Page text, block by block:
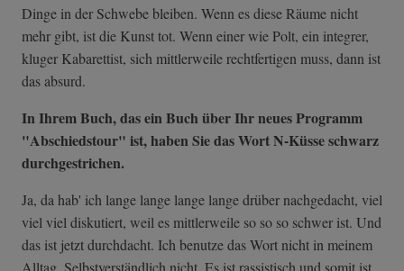
Dinge in der Schwebe bleiben. Wenn es diese Räume nicht
mehr gibt, ist die Kunst tot. Wenn einer wie Polt, ein integrer,
kluger Kabarettist, sich mittlerweile rechtfertigen muss, dann ist
das absurd.
In Ihrem Buch, das ein Buch über Ihr neues Programm
"Abschiedstour" ist, haben Sie das Wort N-Küsse schwarz
durchgestrichen.
Ja, da hab' ich lange lange lange lange drüber nachgedacht, viel
viel viel diskutiert, weil es mittlerweile so so so schwer ist. Und
das ist jetzt durchdacht. Ich benutze das Wort nicht in meinem